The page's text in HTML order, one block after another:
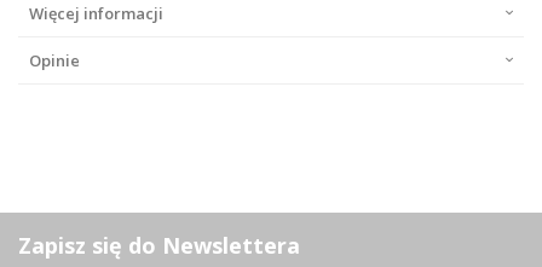
Więcej informacji
Opinie
Zapisz się do Newslettera